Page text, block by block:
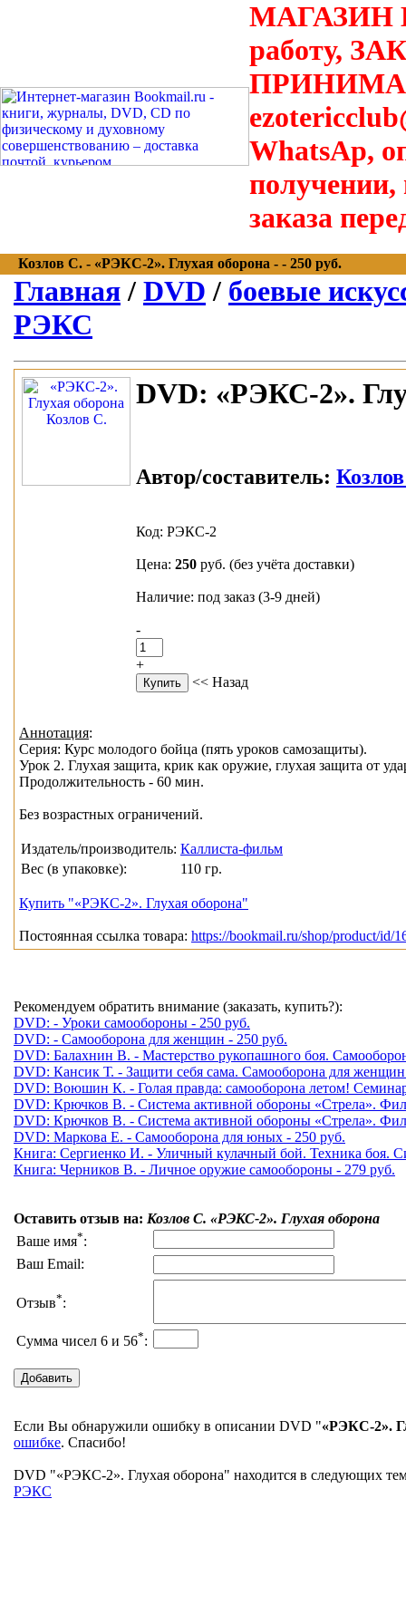
МАГАЗИН
работу,
WhatsAp,
получении,
заказа
Козлов С. - «РЭКС-2». Глухая оборона - - 250 руб.
Главная / DVD / боевые
РЭКС
DVD: «РЭКС-2».
Автор/составитель:
Код: РЭКС-2
Цена: 250 руб. (без учёта доставки)
Наличие: под заказ (3-9 дней)
-
+
<< Назад
Аннотация:
Серия: Курс молодого бойца (пять уроков самозащиты).
Урок 2. Глухая защита, крик как оружие, глухая защита от
Продолжительность - 60 мин.
Без возрастных ограничений.
Издатель/производитель: Каллиста-фильм
Вес (в упаковке):
110 гр.
Купить "«РЭКС-2». Глухая оборона"
Постоянная ссылка товара: https://bookmail.ru/shop/product/id/
Рекомендуем обратить внимание (заказать, купить?):
DVD: - Уроки самообороны - 250 руб.
DVD: - Самооборона для женщин - 250 руб.
DVD: Балахнин В. - Мастерство рукопашного боя.
DVD: Кансик Т. - Защити себя сама. Самооборона для
DVD: Воюшин К. - Голая правда: самооборона летом! Семинар
DVD: Крючков В. - Система активной обороны «Стрела».
DVD: Крючков В. - Система активной обороны «Стрела».
DVD: Маркова Е. - Самооборона для юных - 250 руб.
Книга: Сергиенко И. - Уличный кулачный бой. Техника боя.
Книга: Черников В. - Личное оружие самообороны - 279 руб.
Оставить отзыв на: Козлов С. «РЭКС-2». Глухая оборона
Ваше имя*:
Ваш Email:
Отзыв*:
Сумма чисел 6 и 56*:
Если Вы обнаружили ошибку в описании DVD "«РЭКС-2».
ошибке. Спасибо!
DVD "«РЭКС-2». Глухая оборона" находится в следующих
РЭКС